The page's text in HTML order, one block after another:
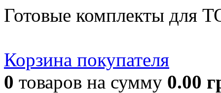
Готовые комплекты для
Корзина покупателя
0 товаров на сумму 0.00